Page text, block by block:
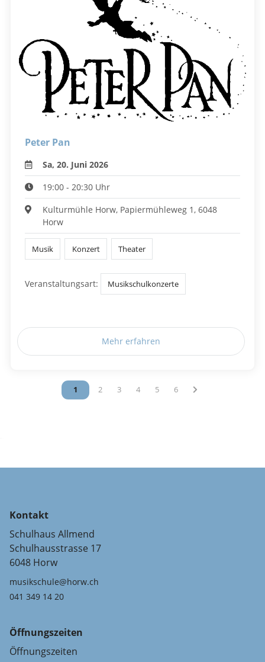
Peter Pan
Sa, 20. Juni 2026
19:00 - 20:30 Uhr
Kulturmühle Horw, Papiermühleweg 1, 6048
Horw
Musik Konzert Theater
Veranstaltungsart: Musikschulkonzerte
Mehr erfahren
Vous êtes sur la page
1 Vous êtes sur la page
2 Vous êtes sur la page
3 Vous êtes sur la page
4 Vous êtes sur la page
5 Vous êtes sur la page
6
Kontakt
Schulhaus Allmend
Schulhausstrasse 17
6048 Horw
musikschule@horw.ch
041 349 14 20
Öffnungszeiten
Öffnungszeiten